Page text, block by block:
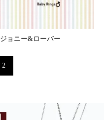
ジョニー&ローバー
2